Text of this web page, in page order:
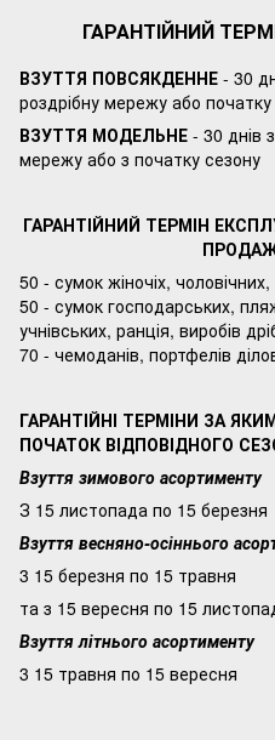
ГАРАНТІЙНИЙ
ВЗУТТЯ ПОВСЯКДЕННЕ - 30
роздрібну мережу або
ВЗУТТЯ МОДЕЛЬНЕ - 30 днів
мережу або з початку сезону
ГАРАНТІЙНИЙ ТЕРМІН
50 - сумок жіночіх,
50 - сумок господарських,
учнівських, ранція, виробів
70 - чемоданів, портфелів
ГАРАНТІЙНІ ТЕРМІНИ ЗА
ПОЧАТОК ВІДПОВІДНОГО
Взуття зимового асортименту
З 15 листопада по 15 березня
Взуття весняно-осіннього
3 15 березня по 15 травня
та з 15 вересня по 15
Взуття літнього асортименту
3 15 травня по 15 вересня